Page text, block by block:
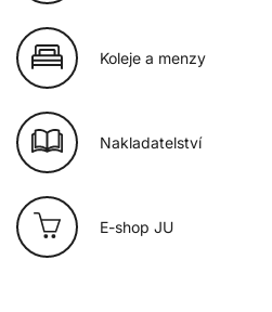
Koleje a menzy
Nakladatelství
E-shop JU